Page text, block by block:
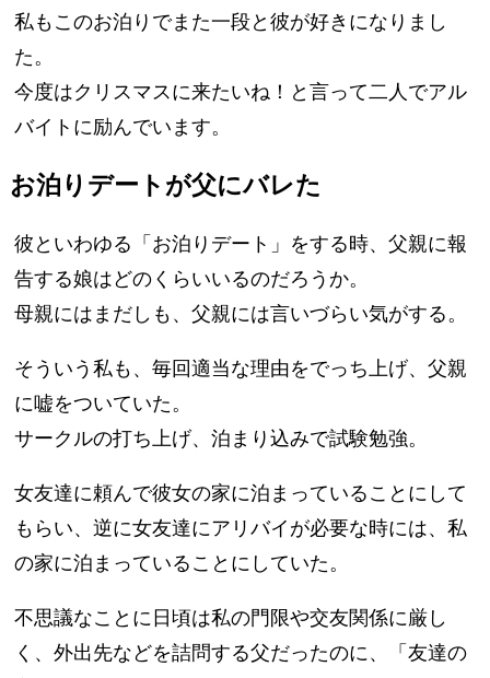
私もこのお泊りでまた一段と彼が好きになりまし
た。
今度はクリスマスに来たいね！と言って二人でアル
バイトに励んでいます。
お泊りデートが父にバレた
彼といわゆる「お泊りデート」をする時、父親に報
告する娘はどのくらいいるのだろうか。
母親にはまだしも、父親には言いづらい気がする。
そういう私も、毎回適当な理由をでっち上げ、父親
に嘘をついていた。
サークルの打ち上げ、泊まり込みで試験勉強。
女友達に頼んで彼女の家に泊まっていることにして
もらい、逆に女友達にアリバイが必要な時には、私
の家に泊まっていることにしていた。
不思議なことに日頃は私の門限や交友関係に厳し
く、外出先などを詰問する父だったのに、「友達の